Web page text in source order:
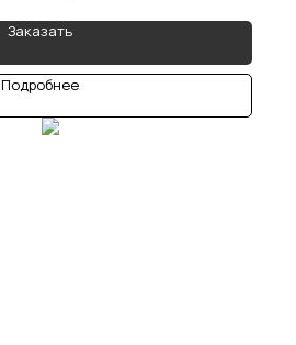
Заказать
Подробнее